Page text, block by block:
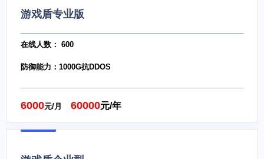
游戏盾专业版
在线人数： 600
防御能力：1000G抗DDOS
6000元/月 60000元/年